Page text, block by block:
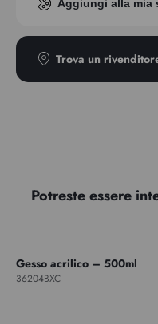
Aggiungi alla mia
Trova un
Potreste essere
Gesso acrilico – 500ml
36204BXC